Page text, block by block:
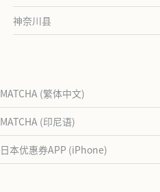
神奈川县
MATCHA (繁体中文)
MATCHA (印尼语)
日本优惠券APP (iPhone)